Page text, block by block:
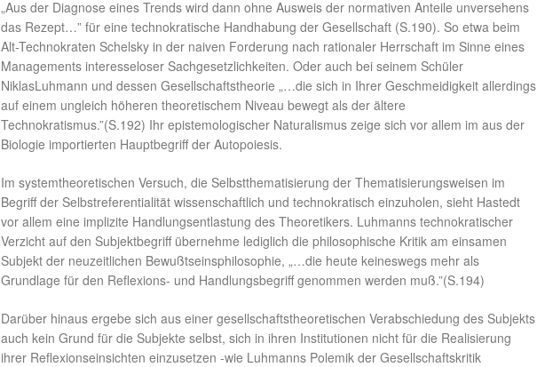
„Aus der Diagnose eines Trends wird dann ohne Ausweis der normativen Anteile unversehens
das Rezept…” für eine technokratische Handhabung der Gesellschaft (S.190). So etwa beim
Alt-Technokraten Schelsky in der naiven Forderung nach rationaler Herrschaft im Sinne eines
Managements interesseloser Sachgesetzlichkeiten. Oder auch bei seinem Schüler
NiklasLuhmann und dessen Gesellschaftstheorie „…die sich in Ihrer Geschmeidigkeit allerdings
auf einem ungleich höheren theoretischem Niveau bewegt als der ältere
Technokratismus.”(S.192) Ihr epistemologischer Naturalismus zeige sich vor allem im aus der
Biologie importierten Hauptbegriff der Autopoiesis.
Im systemtheoretischen Versuch, die Selbstthematisierung der Thematisierungsweisen im
Begriff der Selbstreferentialität wissenschaftlich und technokratisch einzuholen, sieht Hastedt
vor allem eine implizite Handlungsentlastung des Theoretikers. Luhmanns technokratischer
Verzicht auf den Subjektbegriff übernehme lediglich die philosophische Kritik am einsamen
Subjekt der neuzeitlichen Bewußtseinsphilosophie, „…die heute keineswegs mehr als
Grundlage für den Reflexions- und Handlungsbegriff genommen werden muß.”(S.194)
Darüber hinaus ergebe sich aus einer gesellschaftstheoretischen Verabschiedung des Subjekts
auch kein Grund für die Subjekte selbst, sich in ihren Institutionen nicht für die Realisierung
ihrer Reflexionseinsichten einzusetzen -wie Luhmanns Polemik der Gesellschaftskritik